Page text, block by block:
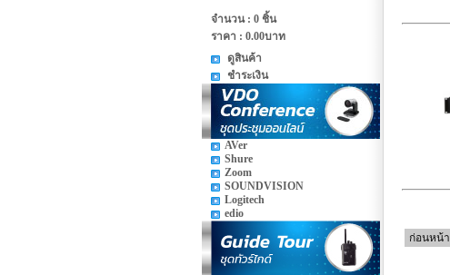
จำนวน : 0 ชิ้น
ราคา : 0.00บาท
ดูสินค้า
ชำระเงิน
AVer
Shure
Zoom
SOUNDVISION
Logitech
edio
ก่อนหน้า